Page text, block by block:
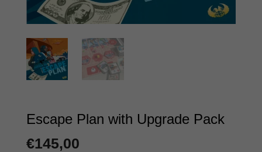
Escape Plan with Upgrade Pack
€145,00